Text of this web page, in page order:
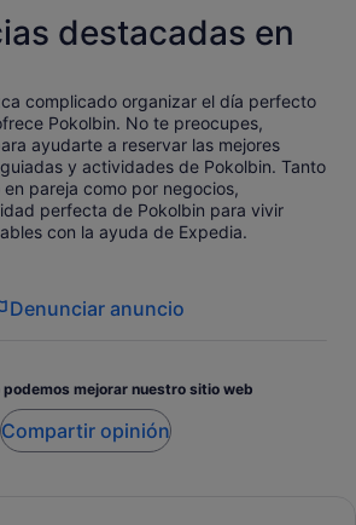
destacadas en
complicado organizar el día perfecto
Pokolbin. No te preocupes,
ayudarte a reservar las mejores
y actividades de Pokolbin. Tanto
en pareja como por negocios,
perfecta de Pokolbin para vivir
con la ayuda de Expedia.
Denunciar anuncio
podemos mejorar nuestro sitio web
Compartir opinión